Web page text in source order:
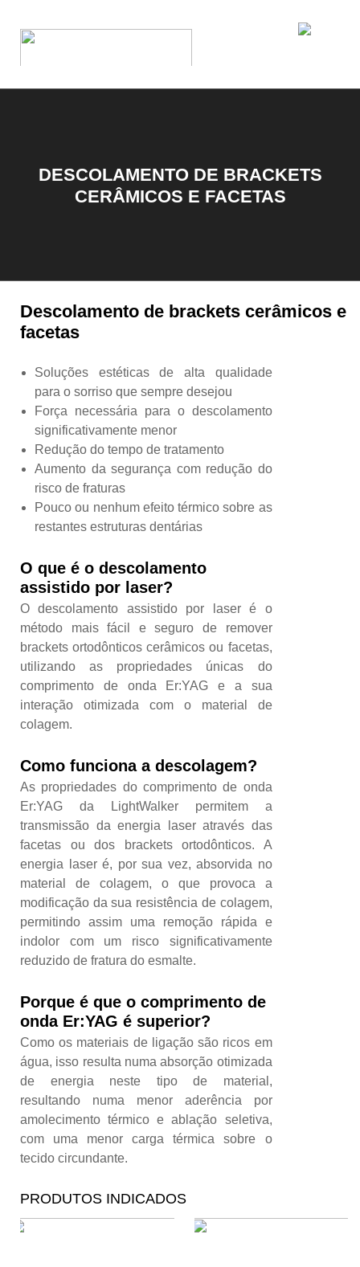
DESCOLAMENTO DE BRACKETS
CERÂMICOS E FACETAS
Descolamento de brackets cerâmicos e
facetas
Soluções estéticas de alta qualidade
para o sorriso que sempre desejou
Força necessária para o descolamento
significativamente menor
Redução do tempo de tratamento
Aumento da segurança com redução do
risco de fraturas
Pouco ou nenhum efeito térmico sobre as
restantes estruturas dentárias
O que é o descolamento
assistido por laser?
O descolamento assistido por laser é o
método mais fácil e seguro de remover
brackets ortodônticos cerâmicos ou facetas,
utilizando as propriedades únicas do
comprimento de onda Er:YAG e a sua
interação otimizada com o material de
colagem.
Como funciona a descolagem?
As propriedades do comprimento de onda
Er:YAG da LightWalker permitem a
transmissão da energia laser através das
facetas ou dos brackets ortodônticos. A
energia laser é, por sua vez, absorvida no
material de colagem, o que provoca a
modificação da sua resistência de colagem,
permitindo assim uma remoção rápida e
indolor com um risco significativamente
reduzido de fratura do esmalte.
Porque é que o comprimento de
onda Er:YAG é superior?
Como os materiais de ligação são ricos em
água, isso resulta numa absorção otimizada
de energia neste tipo de material,
resultando numa menor aderência por
amolecimento térmico e ablação seletiva,
com uma menor carga térmica sobre o
tecido circundante.
PRODUTOS INDICADOS